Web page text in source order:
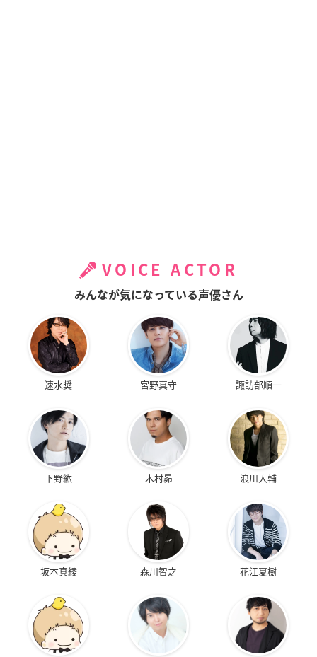
VOICE ACTOR
みんなが気になっている声優さん
速水奨 宮野真守 諏訪部順一
下野紘 木村昴 浪川大輔
坂本真綾 森川智之 花江夏樹